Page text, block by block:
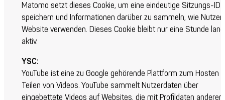
Matomo setzt dieses Cookie, um eine eindeutige Sitzungs-ID
speichern und Informationen darüber zu sammeln, wie Nutzer
Website verwenden. Dieses Cookie bleibt nur eine Stunde lang
aktiv.
YSC:
YouTube ist eine zu Google gehörende Plattform zum Hosten
Teilen von Videos. YouTube sammelt Nutzerdaten über
eingebettete Videos auf Websites, die mit Profildaten anderer